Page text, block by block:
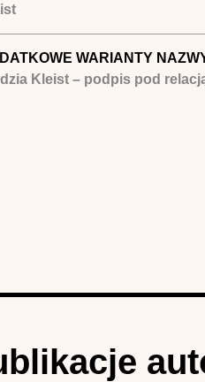
WARIANTY
Kleist – podpis pod